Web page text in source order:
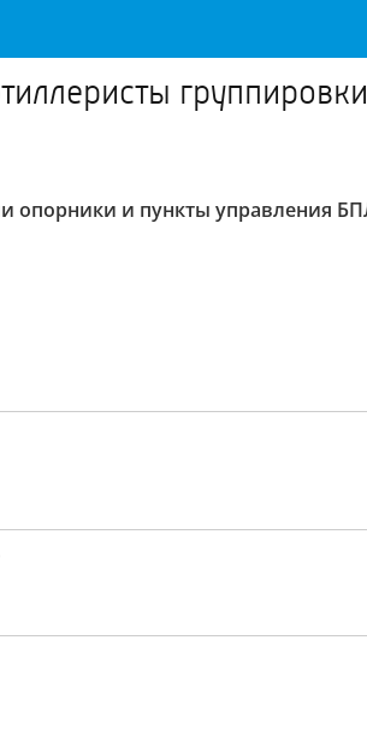
опорники и пункты управления